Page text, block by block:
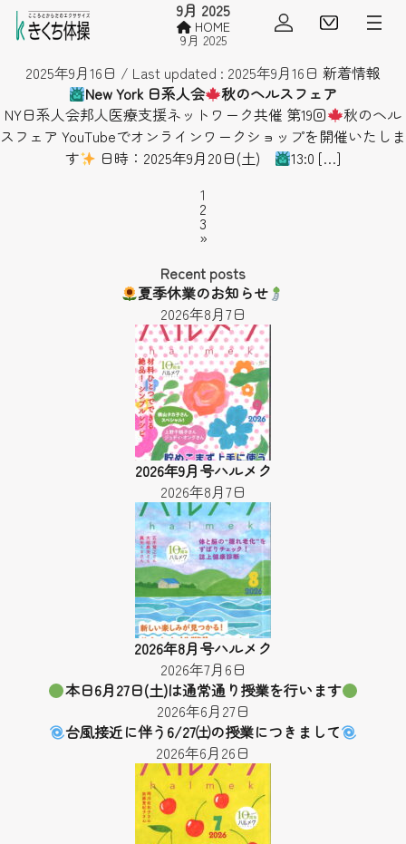
会員ログイン
見学
9月 2025
HOME
9月 2025
2025年9月16日 / Last updated : 2025年9月16日 新着情報
New York 日系人会
秋のヘルスフェア
NY日系人会邦人医療支援ネットワーク共催 第19回
秋のヘル
スフェア YouTubeでオンラインワークショップを開催いたしま
す
日時：2025年9月20日(土)
13:0 […]
Page
1
Page
2
Page
3
»
Recent posts
夏季休業のお知らせ
2026年8月7日
2026年9月号ハルメク
2026年8月7日
2026年8月号ハルメク
2026年7月6日
本日6月27日(土)は通常通り授業を行います
2026年6月27日
台風接近に伴う6/27㈯の授業につきまして
2026年6月26日